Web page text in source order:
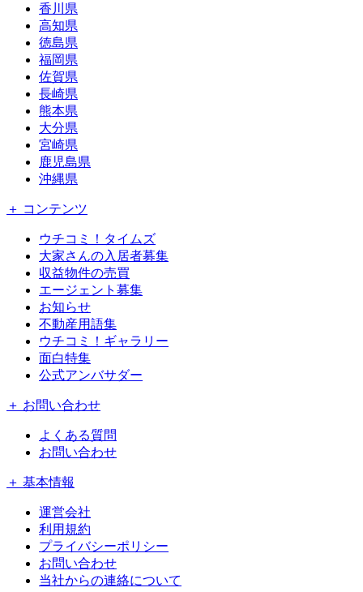
香川県
高知県
徳島県
福岡県
佐賀県
長崎県
熊本県
大分県
宮崎県
鹿児島県
沖縄県
＋ コンテンツ
ウチコミ！タイムズ
大家さんの入居者募集
収益物件の売買
エージェント募集
お知らせ
不動産用語集
ウチコミ！ギャラリー
面白特集
公式アンバサダー
＋ お問い合わせ
よくある質問
お問い合わせ
＋ 基本情報
運営会社
利用規約
プライバシーポリシー
お問い合わせ
当社からの連絡について